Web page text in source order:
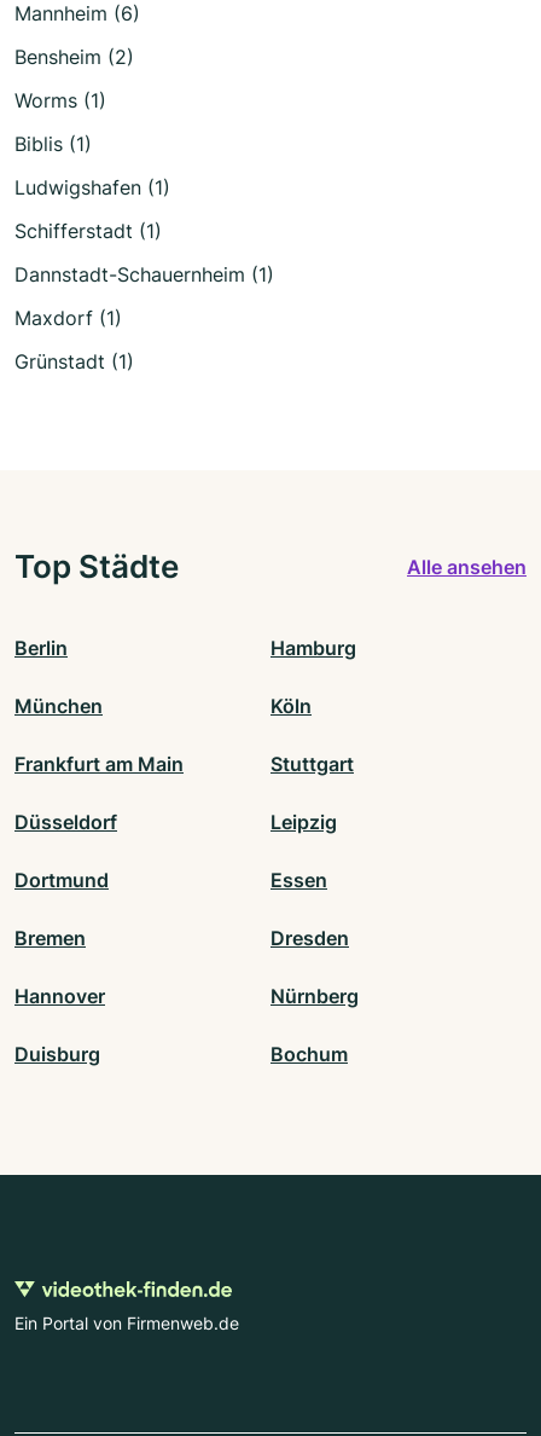
Mannheim (6)
Bensheim (2)
Worms (1)
Biblis (1)
Ludwigshafen (1)
Schifferstadt (1)
Dannstadt-Schauernheim (1)
Maxdorf (1)
Grünstadt (1)
Top Städte Alle ansehen
Berlin Hamburg
München Köln
Frankfurt am Main Stuttgart
Düsseldorf Leipzig
Dortmund Essen
Bremen Dresden
Hannover Nürnberg
Duisburg Bochum
Ein Portal von Firmenweb.de